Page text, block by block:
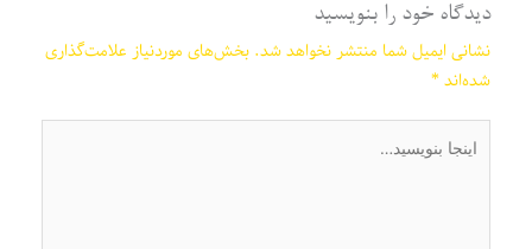
دیدگاه‌ خود را بنویسید
نشانی ایمیل شما منتشر نخواهد شد. بخش‌های موردنیاز علامت‌گذاری
شده‌اند*
بنویسید…